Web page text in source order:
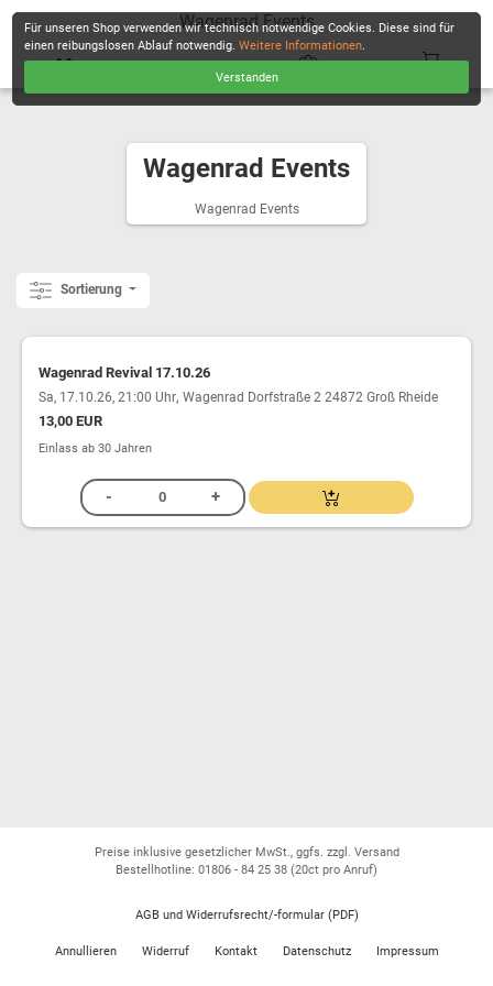
Wagenrad Events
Wagenrad Events
Wagenrad Events
Sortierung
Wagenrad Revival 17.10.26
Sa, 17.10.26, 21:00 Uhr, Wagenrad Dorfstraße 2 24872 Groß Rheide
13,00 EUR
Einlass ab 30 Jahren
Für unseren Shop verwenden wir technisch notwendige Cookies. Diese sind für
einen reibungslosen Ablauf notwendig.Weitere Informationen.
Verstanden
Preise inklusive gesetzlicher MwSt., ggfs. zzgl. Versand
Bestellhotline: 01806 - 84 25 38 (20ct pro Anruf)
AGB und Widerrufsrecht/-formular (PDF)
Annullieren Widerruf Kontakt Datenschutz Impressum